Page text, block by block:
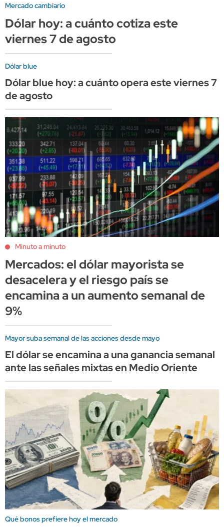
Mercado cambiario
Dólar hoy: a cuánto cotiza este
viernes 7 de agosto
Dólar blue
Dólar blue hoy: a cuánto opera este viernes 7
de agosto
Minuto a minuto
Mercados: el dólar mayorista se
desacelera y el riesgo país se
encamina a un aumento semanal de
9%
Mayor suba semanal de las acciones desde mayo
El dólar se encamina a una ganancia semanal
ante las señales mixtas en Medio Oriente
Qué bonos prefiere hoy el mercado